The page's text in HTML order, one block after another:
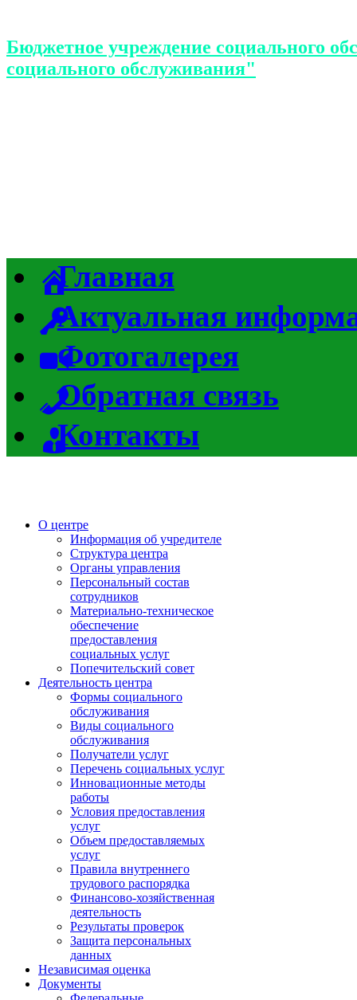
Бюджетное учреждение социального
социального обслуживания"
Главная
Актуальная
Фотогалерея
Обратная связь
Контакты
О центре
Информация об учредителе
Структура центра
Органы управления
Персональный состав
сотрудников
Материально-техническое
обеспечение
предоставления
социальных услуг
Попечительский совет
Деятельность центра
Формы социального
обслуживания
Виды социального
обслуживания
Получатели услуг
Перечень социальных услуг
Инновационные методы
работы
Условия предоставления
услуг
Объем предоставляемых
услуг
Правила внутреннего
трудового распорядка
Финансово-хозяйственная
деятельность
Результаты проверок
Защита персональных
данных
Независимая оценка
Документы